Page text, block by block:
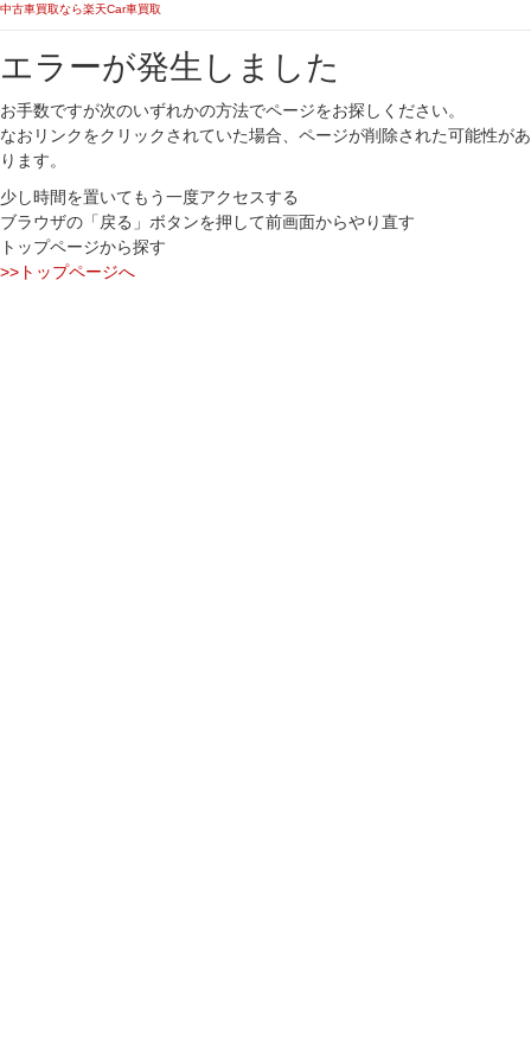
中古車買取なら楽天Car車買取
エラーが発生しました
お手数ですが次のいずれかの方法でページをお探しください。
なおリンクをクリックされていた場合、ページが削除された可能性があ
ります。
少し時間を置いてもう一度アクセスする
ブラウザの「戻る」ボタンを押して前画面からやり直す
トップページから探す
>>トップページへ